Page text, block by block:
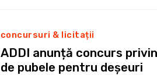
concursuri & licitații
ADDI anunță concurs
de pubele pentru deșeuri